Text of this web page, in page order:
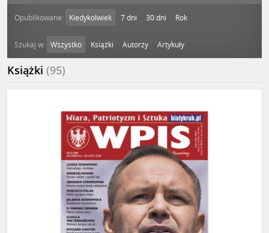
Opublikowane: Kiedykolwiek 7 dni 30 dni Rok
Szukaj w: Wszystko Książki Autorzy Artykuły
Książki (95)